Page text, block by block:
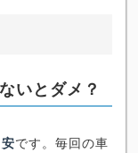
いとダメ？
です。毎回の車